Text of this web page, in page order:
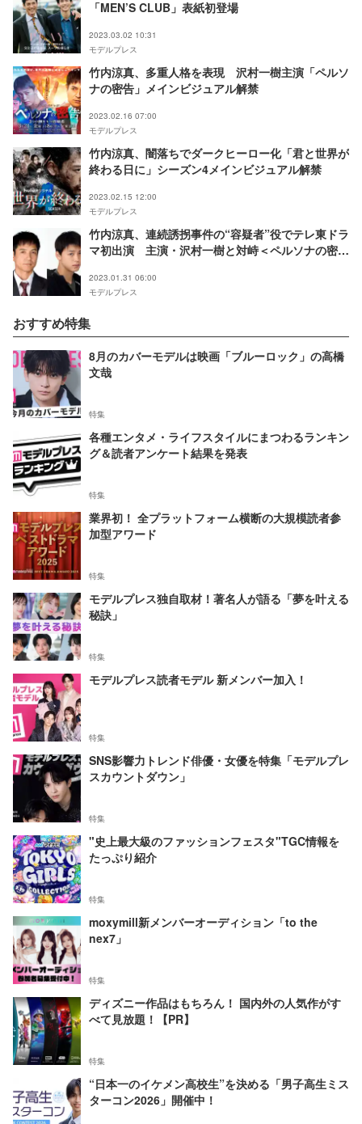
「MEN’S CLUB」表紙初登場
2023.03.02 10:31
モデルプレス
竹内涼真、多重人格を表現 沢村一樹主演「ペルソ
ナの密告」メインビジュアル解禁
2023.02.16 07:00
モデルプレス
竹内涼真、闇落ちでダークヒーロー化「君と世界が
終わる日に」シーズン4メインビジュアル解禁
2023.02.15 12:00
モデルプレス
竹内涼真、連続誘拐事件の“容疑者”役でテレ東ドラ
マ初出演 主演・沢村一樹と対峙＜ペルソナの密告
2023.01.31 06:00
モデルプレス
おすすめ特集
8月のカバーモデルは映画「ブルーロック」の高橋
文哉
特集
各種エンタメ・ライフスタイルにまつわるランキン
グ＆読者アンケート結果を発表
特集
業界初！ 全プラットフォーム横断の大規模読者参
加型アワード
特集
モデルプレス独自取材！著名人が語る「夢を叶える
秘訣」
特集
モデルプレス読者モデル 新メンバー加入！
特集
SNS影響力トレンド俳優・女優を特集「モデルプレ
スカウントダウン」
特集
"史上最大級のファッションフェスタ"TGC情報を
たっぷり紹介
特集
moxymill新メンバーオーディション「to the
nex7」
特集
ディズニー作品はもちろん！ 国内外の人気作がす
べて見放題！【PR】
特集
“日本一のイケメン高校生”を決める「男子高生ミス
ターコン2026」開催中！